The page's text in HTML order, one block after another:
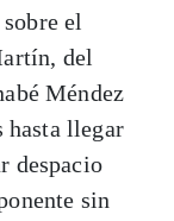
el
del
Méndez
hasta llegar
despacio
sin